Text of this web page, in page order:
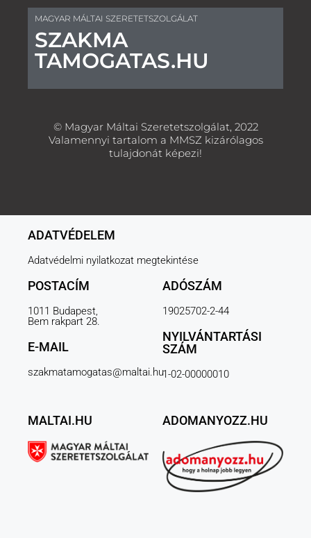
MAGYAR MÁLTAI SZERETETSZOLGÁLAT
SZAKMA
TAMOGATAS.HU
© Magyar Máltai Szeretetszolgálat, 2022
Valamennyi tartalom a MMSZ kizárólagos
tulajdonát képezi!
ADATVÉDELEM
Adatvédelmi nyilatkozat megtekintése
POSTACÍM
1011 Budapest,
Bem rakpart 28.
E-MAIL
szakmatamogatas@maltai.hu
ADÓSZÁM
19025702-2-44
NYILVÁNTARTÁSI
SZÁM
1-02-00000010
MALTAI.HU ADOMANYOZZ.HU